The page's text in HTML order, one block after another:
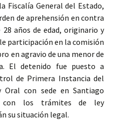
Fiscalía General del Estado,
de aprehensión en contra
28 años de edad, originario y
participación en la comisión
en agravio de una menor de
El detenido fue puesto a
de Primera Instancia del
Oral con sede en Santiago
con los trámites de ley
su situación legal.